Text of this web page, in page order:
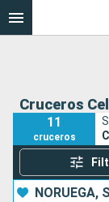
Cruceros
11
cruceros